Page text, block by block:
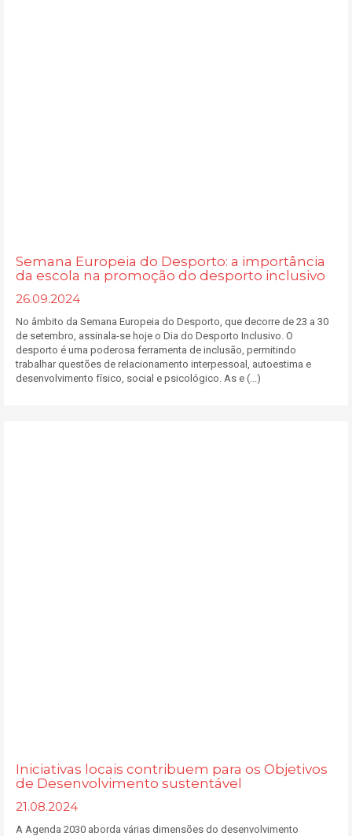
Semana Europeia do Desporto: a importância
da escola na promoção do desporto inclusivo
26.09.2024
No âmbito da Semana Europeia do Desporto, que decorre de 23 a 30
de setembro, assinala-se hoje o Dia do Desporto Inclusivo. O
desporto é uma poderosa ferramenta de inclusão, permitindo
trabalhar questões de relacionamento interpessoal, autoestima e
desenvolvimento físico, social e psicológico. As e (...)
Iniciativas locais contribuem para os Objetivos
de Desenvolvimento sustentável
21.08.2024
A Agenda 2030 aborda várias dimensões do desenvolvimento